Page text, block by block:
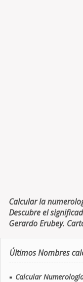
Calcular la
Descubre el
Gerardo Erubey.
Últimos Nombres
■ Calcular